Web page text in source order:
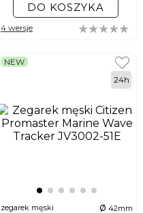
DO KOSZYKA
4 wersje
zegarek męski ø 42mm
NEW
24h